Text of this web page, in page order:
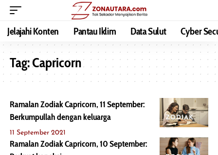
Jelajahi Konten Pantau Iklim Data Sulut Cyber
Tag:Capricorn
ZODIAK
Ramalan Zodiak Capricorn, 11 September:
Berkumpullah dengan keluarga
11 September 2021
Ramalan Zodiak Capricorn, 10 September: